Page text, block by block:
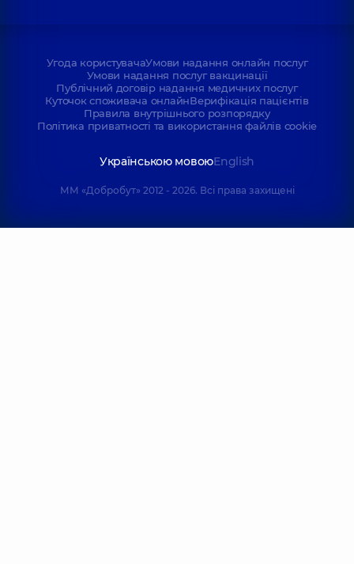
Угода користувачаУмови надання онлайн послуг
Умови надання послуг вакцинації
Публічний договір надання медичних послуг
Куточок споживача онлайнВерифікація пацієнтів
Правила внутрішнього розпорядку
Політика приватності та використання файлів cookie
Українською мовоюEnglish
ММ «Добробут» 2012 - 2026. Всі права захищені